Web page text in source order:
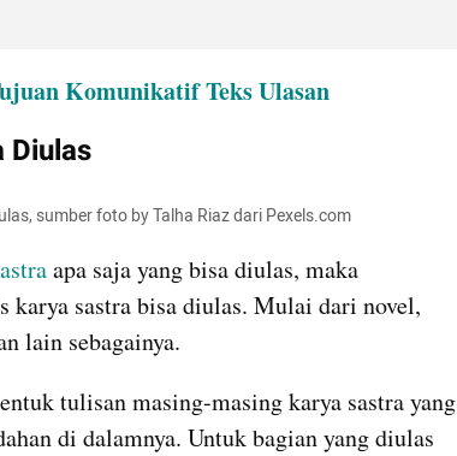
Komunikatif Teks Ulasan
Diulas
sumber foto by Talha Riaz dari Pexels.com
apa saja yang bisa diulas, maka
karya sastra bisa diulas. Mulai dari novel,
lain sebagainya.
tulisan masing-masing karya sastra yang
di dalamnya. Untuk bagian yang diulas